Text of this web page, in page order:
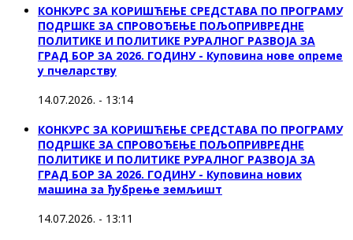
КОНКУРС ЗА КОРИШЋЕЊЕ СРЕДСТАВА ПО ПРОГРАМУ
ПОДРШКЕ ЗА СПРОВОЂЕЊЕ ПОЉОПРИВРЕДНЕ
ПОЛИТИКЕ И ПОЛИТИКЕ РУРАЛНОГ РАЗВОЈА ЗА
ГРАД БОР ЗА 2026. ГОДИНУ - Куповина нове опреме
у пчеларству
14.07.2026. - 13:14
КОНКУРС ЗА КОРИШЋЕЊЕ СРЕДСТАВА ПО ПРОГРАМУ
ПОДРШКЕ ЗА СПРОВОЂЕЊЕ ПОЉОПРИВРЕДНЕ
ПОЛИТИКЕ И ПОЛИТИКЕ РУРАЛНОГ РАЗВОЈА ЗА
ГРАД БОР ЗА 2026. ГОДИНУ - Куповина нових
машина за ђубрење земљишт
14.07.2026. - 13:11